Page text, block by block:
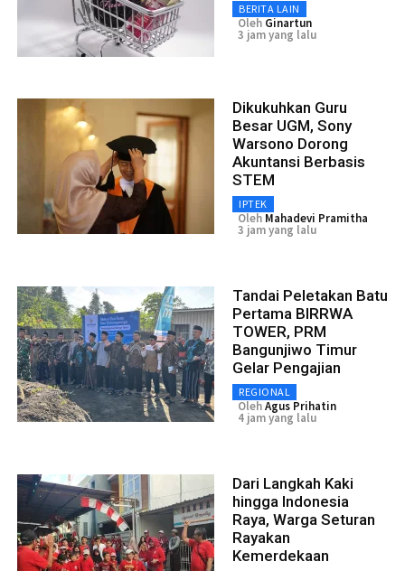
BERITA LAIN
Oleh Ginartun
3 jam yang lalu
Dikukuhkan Guru
Besar UGM, Sony
Warsono Dorong
Akuntansi Berbasis
STEM
IPTEK
Oleh Mahadevi Pramitha
3 jam yang lalu
Tandai Peletakan Batu
Pertama BIRRWA
TOWER, PRM
Bangunjiwo Timur
Gelar Pengajian
REGIONAL
OlehAgus Prihatin
4 jam yang lalu
Dari Langkah Kaki
hingga Indonesia
Raya, Warga Seturan
Rayakan
Kemerdekaan